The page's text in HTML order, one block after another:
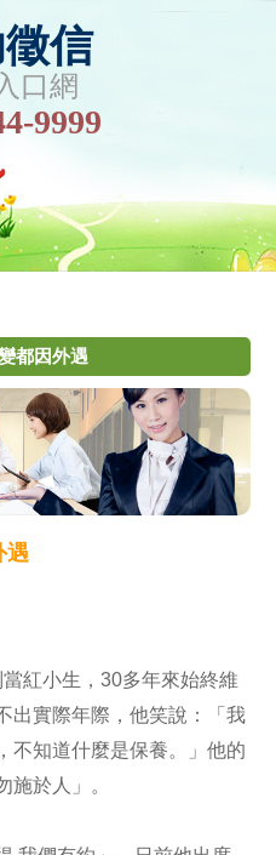
信
口網
9999
都因外遇
遇
紅小生，30多年來始終維
出實際年際，他笑說：「我
不知道什麼是保養。」他的
施於人」。